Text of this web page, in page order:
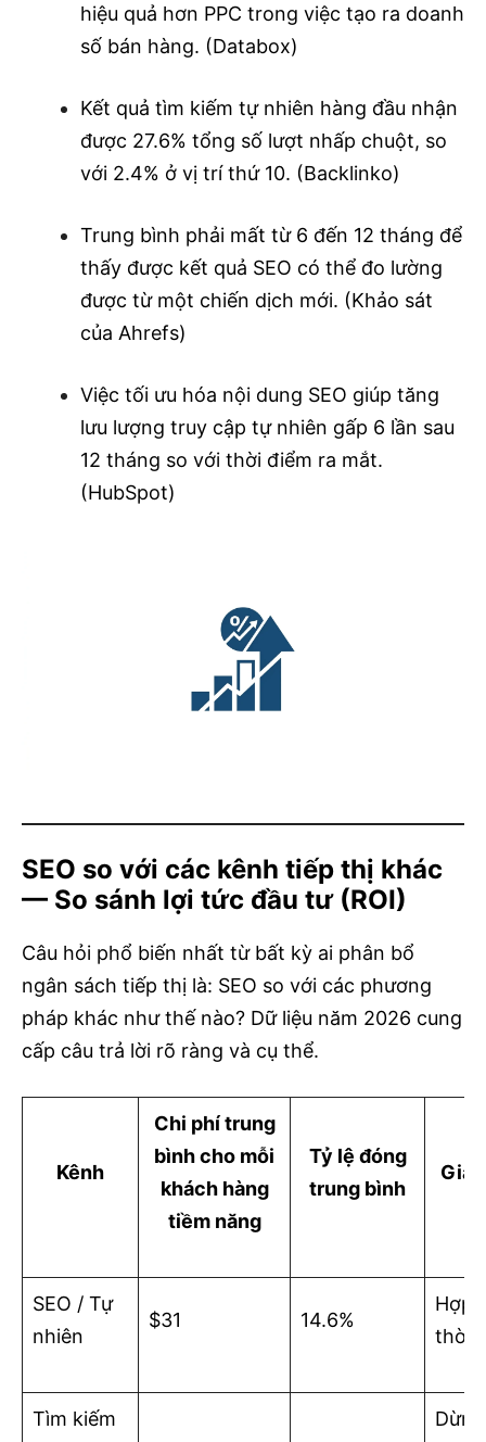
hiệu quả hơn PPC trong việc tạo ra doanh
số bán hàng. (Databox)
Kết quả tìm kiếm tự nhiên hàng đầu nhận
được 27.6% tổng số lượt nhấp chuột, so
với 2.4% ở vị trí thứ 10. (Backlinko)
Trung bình phải mất từ ​​6 đến 12 tháng để
thấy được kết quả SEO có thể đo lường
được từ một chiến dịch mới. (Khảo sát
của Ahrefs)
Việc tối ưu hóa nội dung SEO giúp tăng
lưu lượng truy cập tự nhiên gấp 6 lần sau
12 tháng so với thời điểm ra mắt.
(HubSpot)
SEO so với các kênh tiếp thị khác
— So sánh lợi tức đầu tư (ROI)
Câu hỏi phổ biến nhất từ ​​bất kỳ ai phân bổ
ngân sách tiếp thị là: SEO so với các phương
pháp khác như thế nào? Dữ liệu năm 2026 cung
cấp câu trả lời rõ ràng và cụ thể.
Kênh
Chi phí trung
bình cho mỗi
khách hàng
tiềm năng
Tỷ lệ đóng
trung bình
Giá
SEO / Tự
nhiên
$31 14.6%
Hợp
thời
Tìm kiếm